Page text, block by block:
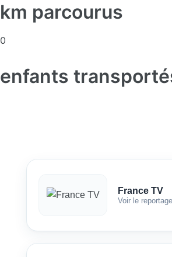
km parcourus
0
enfants
France TV
Voir le reportage